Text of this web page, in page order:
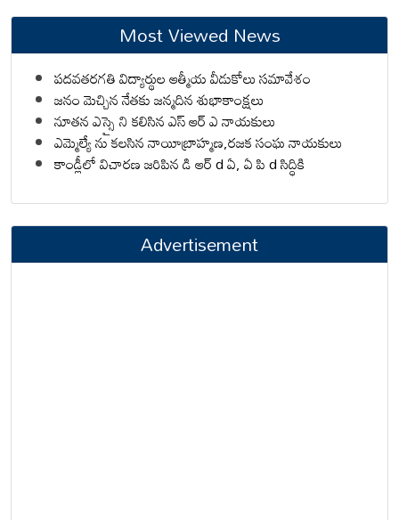
Most Viewed News
పదవతరగతి విద్యార్థుల ఆత్మీయ వీడుకోలు సమావేశం
జనం మెచ్చిన నేతకు జన్మదిన శుభాకాంక్షలు
నూతన ఎస్సై ని కలిసిన ఎస్ ఆర్ ఎ నాయకులు
ఎమ్మెల్యే ను కలసిన నాయీబ్రాహ్మణ,రజక సంఘ నాయకులు
కాండ్లీలో విచారణ జరిపిన డి ఆర్ d ఏ, ఏ పి d సిద్ధికి
Advertisement